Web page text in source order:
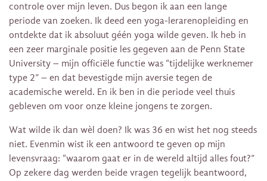
controle over mijn leven. Dus begon ik aan een lange
periode van zoeken. Ik deed een yoga-lerarenopleiding en
ontdekte dat ik absoluut géén yoga wilde geven. Ik heb in
een zeer marginale positie les gegeven aan de Penn State
University – mijn officiële functie was “tijdelijke werknemer
type 2” – en dat bevestigde mijn aversie tegen de
academische wereld. En ik ben in die periode veel thuis
gebleven om voor onze kleine jongens te zorgen.
Wat wilde ik dan wèl doen? Ik was 36 en wist het nog steeds
niet. Evenmin wist ik een antwoord te geven op mijn
levensvraag: “waarom gaat er in de wereld altijd alles fout?”
Op zekere dag werden beide vragen tegelijk beantwoord,